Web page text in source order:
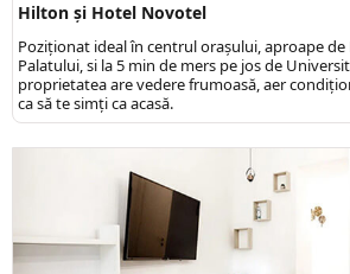
Hilton și Hotel Novotel
Poziţionat ideal în centrul oraşului, aproape de
Palatului, si la 5 min de mers pe jos de
proprietatea are vedere frumoasă, aer
ca să te simți ca acasă.